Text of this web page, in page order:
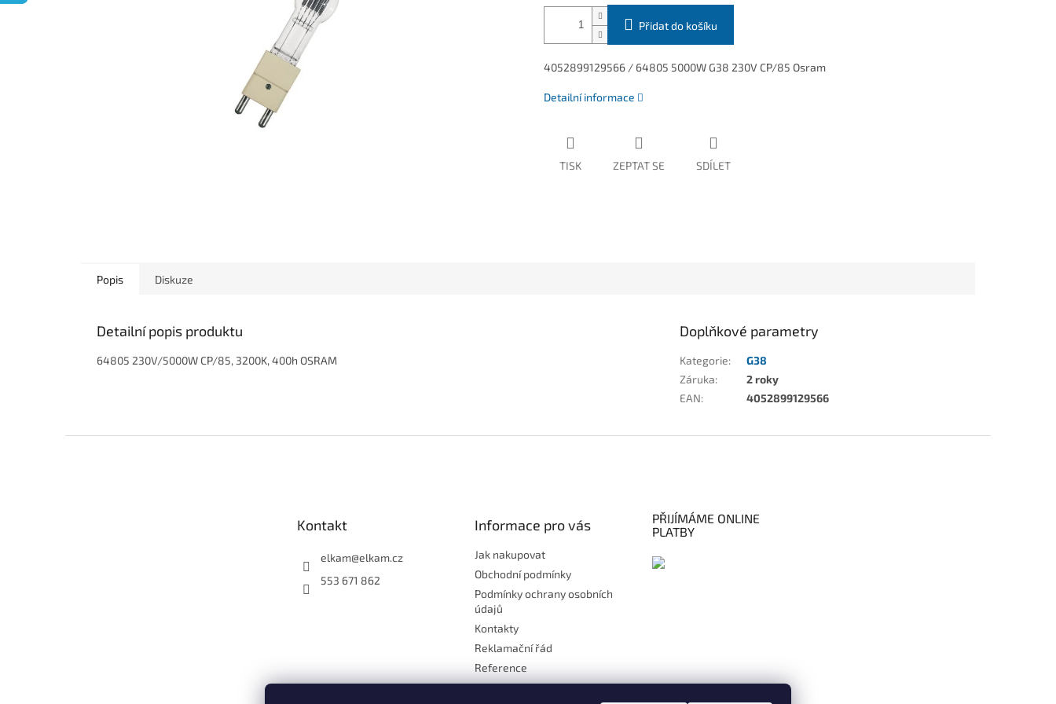
Přidat do košíku
4052899129566 / 64805 5000W G38 230V CP/85 Osram
Detailní informace
TISK ZEPTAT SE SDÍLET
Popis Diskuze
Detailní popis produktu
64805 230V/5000W CP/85, 3200K, 400h OSRAM
Doplňkové parametry
Kategorie:
G38
Záruka:
2 roky
EAN: 4052899129566
Kontakt
elkam@elkam.cz
553 671 862
Informace pro vás
Jak nakupovat
Obchodní podmínky
Podmínky ochrany osobních
údajů
Kontakty
Reklamační řád
Reference
Doprava
PŘIJÍMÁME ONLINE
PLATBY